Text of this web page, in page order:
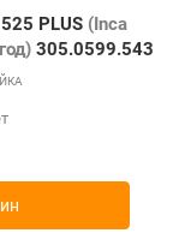
PLUS (Inca
305.0599.543